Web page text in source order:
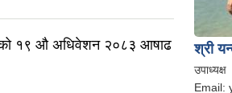
१९ औ अधिवेशन २०८३ आषाढ
श्री
उपाध्यक्ष
Email: